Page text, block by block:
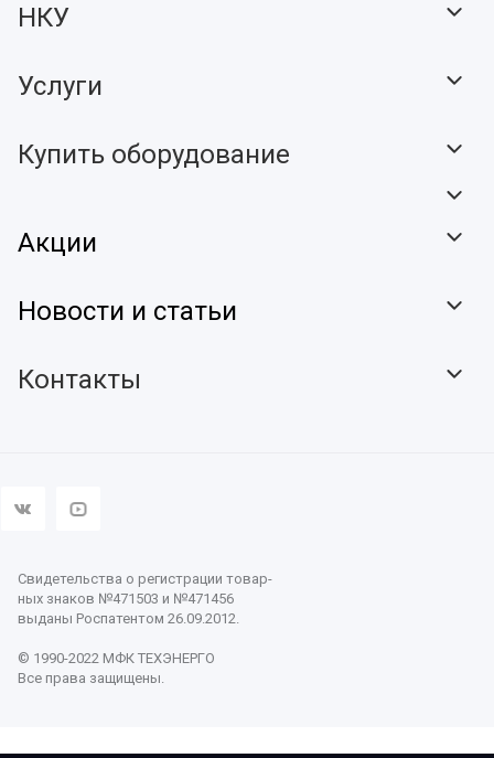
НКУ
Услуги
Купить оборудование
Акции
Новости и статьи
Контакты
Свидетельства о регистрации товар-
ных знаков №471503 и №471456
выданы Роспатентом 26.09.2012.
© 1990-2022 МФК ТЕХЭНЕРГО
Все права защищены.